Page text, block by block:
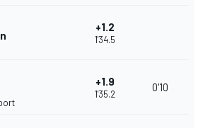
+1.2
1'34.5
+1.9
1'35.2
0'10